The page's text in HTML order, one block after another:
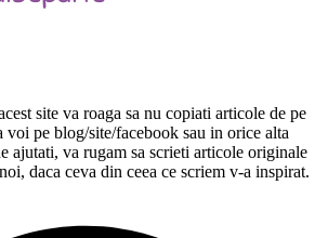
site va roaga sa nu copiati articole de pe
voi pe blog/site/facebook sau in orice alta
ajutati, va rugam sa scrieti articole originale
daca ceva din ceea ce scriem v-a inspirat.